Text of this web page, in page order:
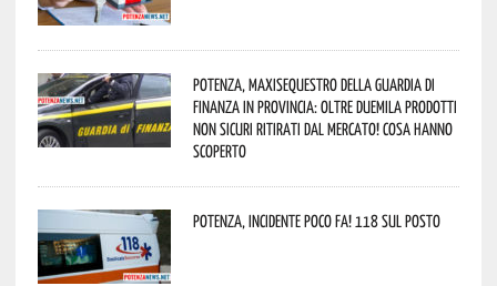
Potenza, maxisequestro della Guardia di
Finanza in provincia: oltre duemila prodotti
non sicuri ritirati dal mercato! Cosa hanno
scoperto
Potenza, incidente poco fa! 118 sul posto